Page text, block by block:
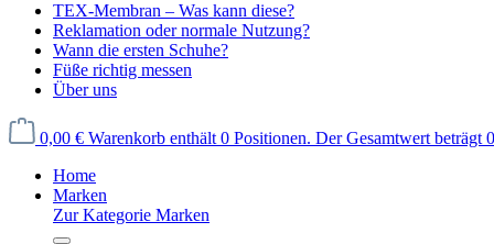
TEX-Membran – Was kann diese?
Reklamation oder normale Nutzung?
Wann die ersten Schuhe?
Füße richtig messen
Über uns
0,00 € Warenkorb enthält 0 Positionen. Der Gesamtwert beträgt
Home
Marken
Zur Kategorie Marken